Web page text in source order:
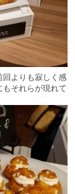
回よりも寂しく感
それらが現れて